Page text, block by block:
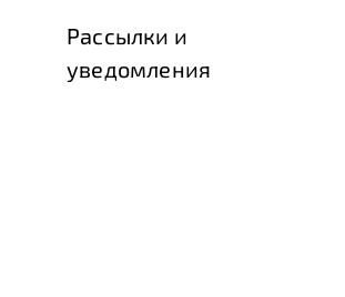
Рассылки и
уведомления